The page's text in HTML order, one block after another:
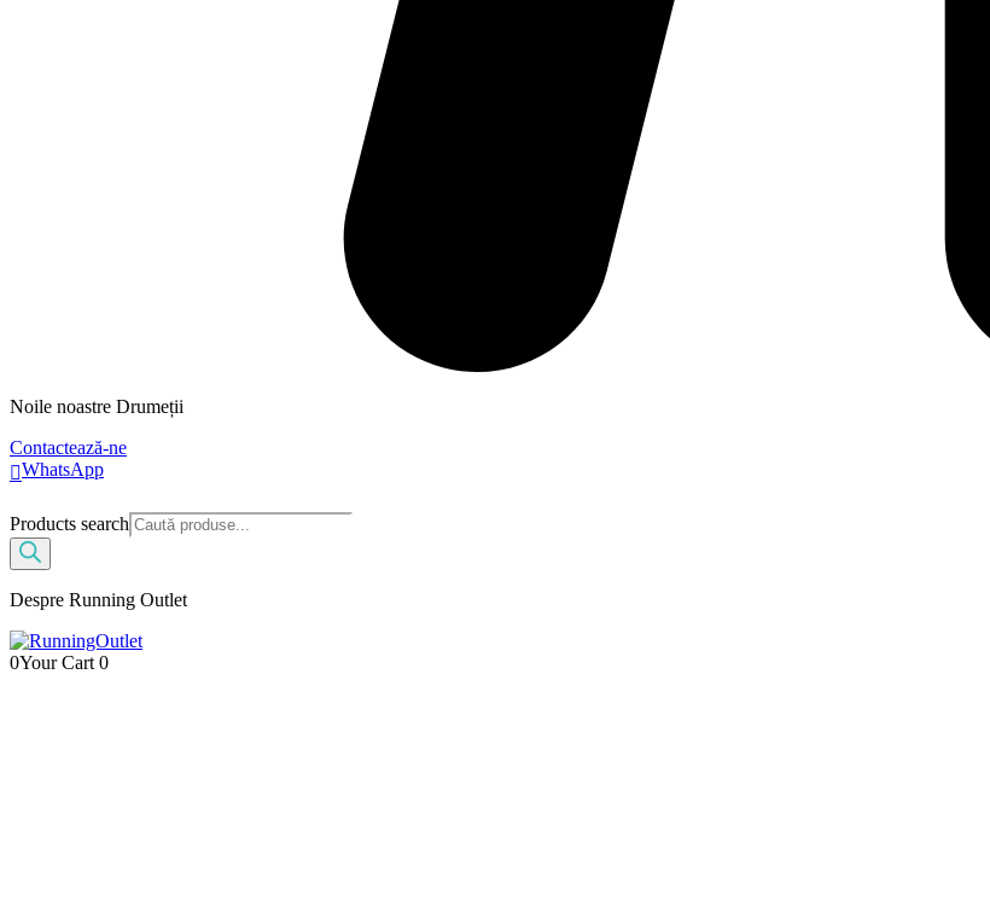
Noile noastre Drumeții
Contactează-ne
WhatsApp
Products search
Despre Running Outlet
0Your Cart 0